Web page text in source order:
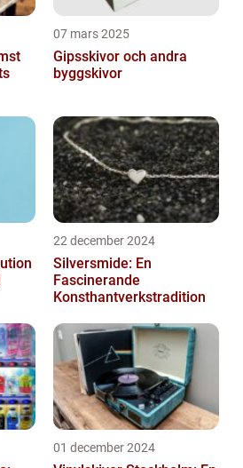
07 mars 2025
Gipsskivor och andra
byggskivor
22 december 2024
Silversmide: En
Fascinerande
Konsthantverkstradition
01 december 2024